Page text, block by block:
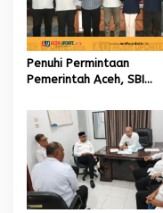
Penuhi Permintaan
Pemerintah Aceh, SBI
Kebutuhan Semen di